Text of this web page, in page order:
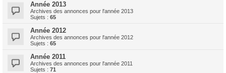
Année 2013
Archives des annonces pour l'année 2013
Sujets : 65
Année 2012
Archives des annonces pour l'année 2012
Sujets : 65
Année 2011
Archives des annonces pour l'année 2011
Sujets : 71